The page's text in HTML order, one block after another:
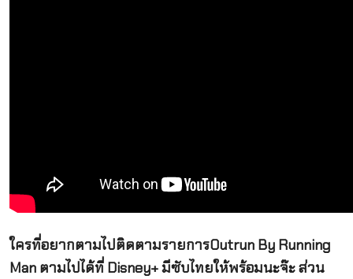
ใครที่อยากตามไปติดตามรายการOutrun By Running
Man ตามไปได้ที่ Disney+ มีซับไทยให้พร้อมนะจ๊ะ ส่วน